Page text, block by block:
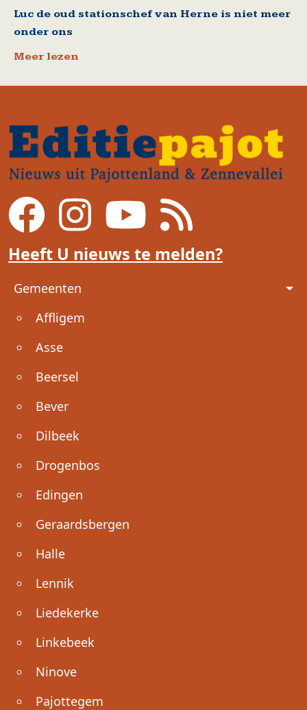
Luc de oud stationschef van Herne is niet meer
onder ons
Meer lezen
Heeft U nieuws te melden?
Voet
Gemeenten
Affligem
Asse
Beersel
Bever
Dilbeek
Drogenbos
Edingen
Geraardsbergen
Halle
Lennik
Liedekerke
Linkebeek
Ninove
Pajottegem